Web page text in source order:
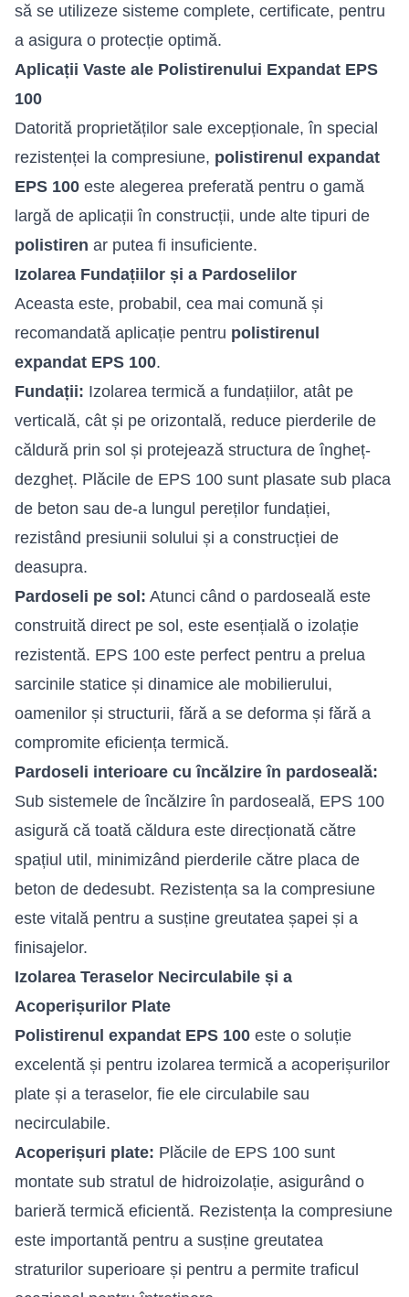
să se utilizeze sisteme complete, certificate, pentru
a asigura o protecție optimă.
Aplicații Vaste ale Polistirenului Expandat EPS
100
Datorită proprietăților sale excepționale, în special
rezistenței la compresiune, polistirenul expandat
EPS 100 este alegerea preferată pentru o gamă
largă de aplicații în construcții, unde alte tipuri de
polistiren ar putea fi insuficiente.
Izolarea Fundațiilor și a Pardoselilor
Aceasta este, probabil, cea mai comună și
recomandată aplicație pentru polistirenul
expandat EPS 100.
Fundații: Izolarea termică a fundațiilor, atât pe
verticală, cât și pe orizontală, reduce pierderile de
căldură prin sol și protejează structura de îngheț-
dezgheț. Plăcile de EPS 100 sunt plasate sub placa
de beton sau de-a lungul pereților fundației,
rezistând presiunii solului și a construcției de
deasupra.
Pardoseli pe sol: Atunci când o pardoseală este
construită direct pe sol, este esențială o izolație
rezistentă. EPS 100 este perfect pentru a prelua
sarcinile statice și dinamice ale mobilierului,
oamenilor și structurii, fără a se deforma și fără a
compromite eficiența termică.
Pardoseli interioare cu încălzire în pardoseală:
Sub sistemele de încălzire în pardoseală, EPS 100
asigură că toată căldura este direcționată către
spațiul util, minimizând pierderile către placa de
beton de dedesubt. Rezistența sa la compresiune
este vitală pentru a susține greutatea șapei și a
finisajelor.
Izolarea Teraselor Necirculabile și a
Acoperișurilor Plate
Polistirenul expandat EPS 100 este o soluție
excelentă și pentru izolarea termică a acoperișurilor
plate și a teraselor, fie ele circulabile sau
necirculabile.
Acoperișuri plate: Plăcile de EPS 100 sunt
montate sub stratul de hidroizolație, asigurând o
barieră termică eficientă. Rezistența la compresiune
este importantă pentru a susține greutatea
straturilor superioare și pentru a permite traficul